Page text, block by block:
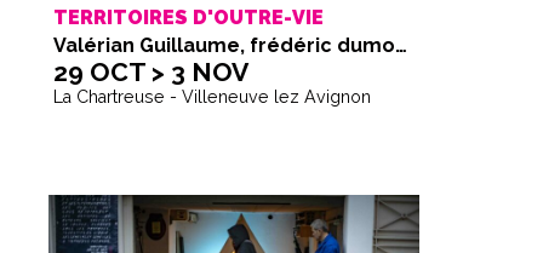
TERRITOIRES D'OUTRE-VIE
Valérian Guillaume, frédéric dumond, Anne Lefèvre
29 OCT > 3 NOV
La Chartreuse - Villeneuve lez Avignon